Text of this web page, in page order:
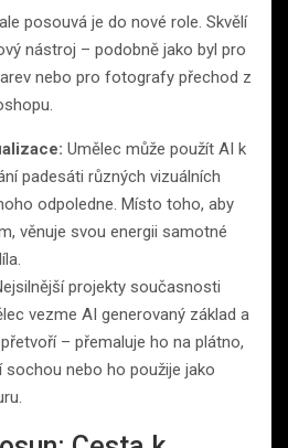
posouvá je do nové role. Skvělí
nástroj – podobně jako byl pro
nebo pro fotografy přechod z
Umělec může použít AI k
padesáti různých vizuálních
odpoledne. Místo toho, aby
věnuje svou energii samotné
projekty současnosti
vezme AI generovaný základ a
– přemaluje ho na plátno,
sochou nebo ho použije jako